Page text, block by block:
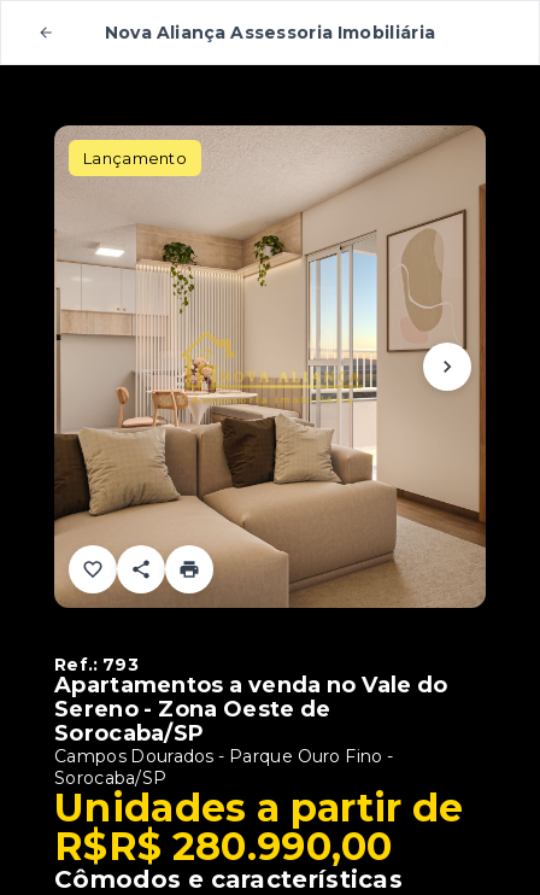
Nova Aliança Assessoria Imobiliária
Lançamento
Ref.: 793
Apartamentos a venda no Vale do
Sereno - Zona Oeste de
Sorocaba/SP
Campos Dourados - Parque Ouro Fino -
Sorocaba/SP
Unidades a partir de
R$R$ 280.990,00
Cômodos e características